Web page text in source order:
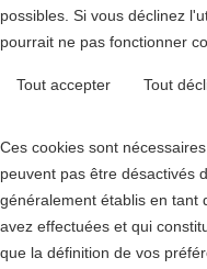
possibles. Si vous déclinez
pourrait ne pas fonctionner
Tout accepter Tout
Ces cookies sont
peuvent pas être désactivés
généralement établis en tant
avez effectuées et qui
que la définition de vos